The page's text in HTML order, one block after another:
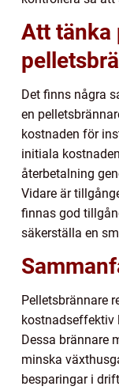
Att tänka
Det finns några
en
kostnaden för
initiala
återbetalning
Vidare är
finnas god
säkerställa en
Pelletsbrännare
kostnadseffektiv
Dessa brännare
minska
besparingar i